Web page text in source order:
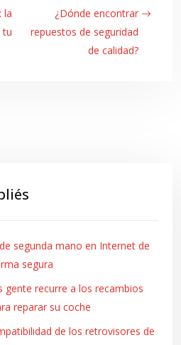
la
tu
¿Dónde encontrar
repuestos de seguridad
de calidad?
segunda mano en Internet de
segura
gente recurre a los recambios
reparar su coche
de los retrovisores de